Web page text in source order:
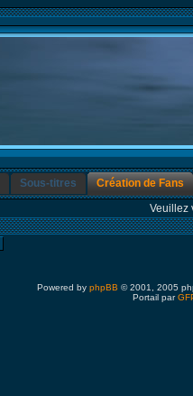
Sous-titres
Création de Fans
Veuillez
Powered by phpBB © 2001, 2005
Portail par